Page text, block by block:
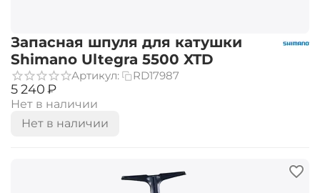
Запасная шпуля для катушки
Shimano Ultegra 5500 XTD
Артикул: RD17987
‍5 240‍₽
Нет в наличии
Нет в наличии